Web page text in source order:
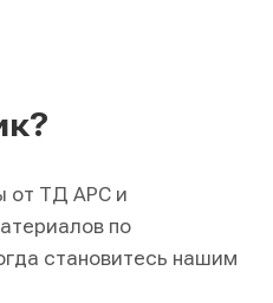
от ТД АРС и
по
становитесь нашим